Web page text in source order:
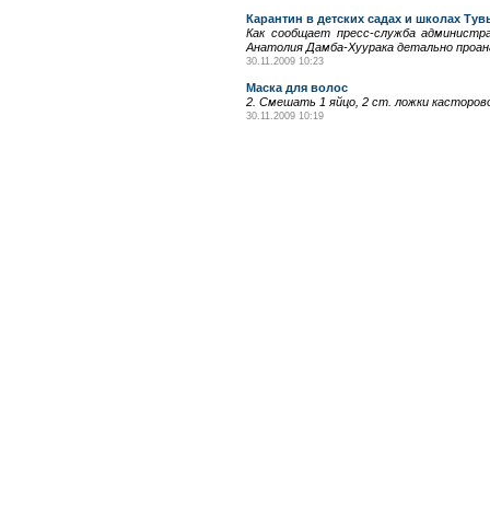
Карантин в детских садах и школах
Как сообщает пресс-служба
Анатолия Дамба-Хуурака детально
30.11.2009 10:23
Маска для волос
2. Смешать 1 яйцо, 2 ст. ложки
30.11.2009 10:19